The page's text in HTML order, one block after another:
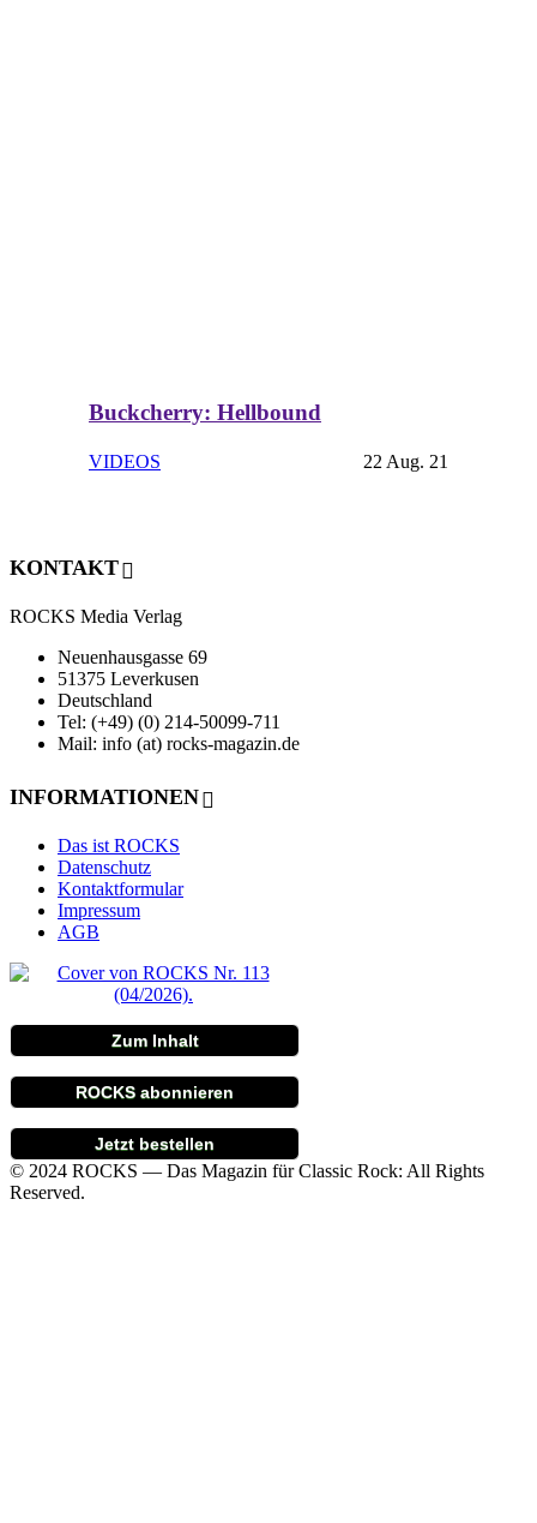
Buckcherry: Hellbound
VIDEOS 22 Aug. 21
KONTAKT
ROCKS Media Verlag
Neuenhausgasse 69
51375 Leverkusen
Deutschland
Tel: (+49) (0) 214-50099-711
Mail: info (at) rocks-magazin.de
INFORMATIONEN
Das ist ROCKS
Datenschutz
Kontaktformular
Impressum
AGB
Zum Inhalt
ROCKS abonnieren
Jetzt bestellen
© 2024 ROCKS — Das Magazin für Classic Rock: All Rights
Reserved.